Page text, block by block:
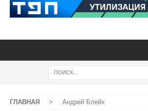
ГЛАВНАЯ > Андрей Блейх